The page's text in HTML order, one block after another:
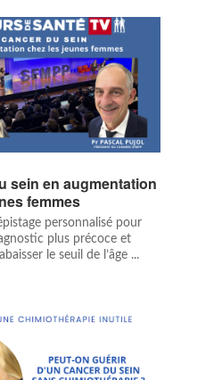
sein en augmentation
femmes
personnalisé pour
plus précoce et
le seuil de l’âge ...